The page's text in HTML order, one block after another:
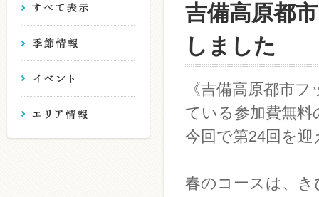
吉備高原都
しました
《吉備高原都市
ている参加費無
今回で第24回を
春のコースは、